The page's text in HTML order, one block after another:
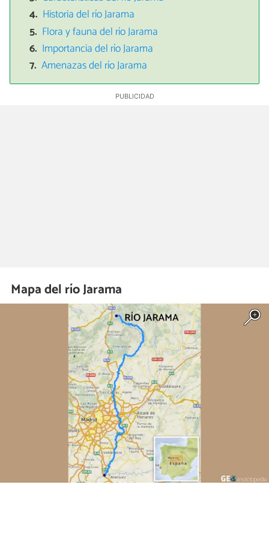
Historia del río Jarama
Flora y fauna del río Jarama
Importancia del río Jarama
Amenazas del río Jarama
Mapa del río Jarama